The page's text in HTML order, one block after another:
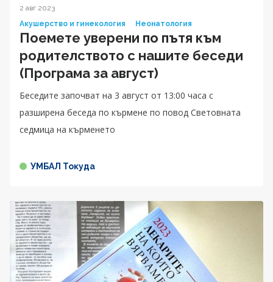
2 авг 2023
Акушерство и гинекология
Неонатология
Поемете уверени по пътя към
родителството с нашите беседи
(Програма за август)
Беседите започват на 3 август от 13:00 часа с
разширена беседа по кърмене по повод Световната
седмица на кърменето
УМБАЛ Токуда